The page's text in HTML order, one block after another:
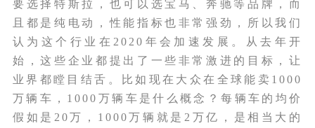
要选择特斯拉，也可以选宝马、奔驰等品牌，而
且都是纯电动，性能指标也非常强劲，所以我们
认为这个行业在2020年会加速发展。从去年开
始，这些企业都提出了一些非常激进的目标，让
业界都瞠目结舌。比如现在大众在全球能卖1000
万辆车，1000万辆车是什么概念？每辆车的均价
假如是20万，1000万辆就是2万亿，是相当大的